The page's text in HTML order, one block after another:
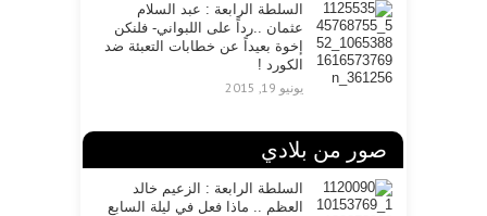
السلطة الرابعة : عبد السلام
عثمان ..رداً على اللبواني- فلنكن
إخوة بعيداً عن خطابات التعبئة ضد
الكورد !
يونيو 19, 2015
صور من بلادي
السلطة الرابعة : الزعيم خالد
العظم .. ماذا فعل في ليلة السابع